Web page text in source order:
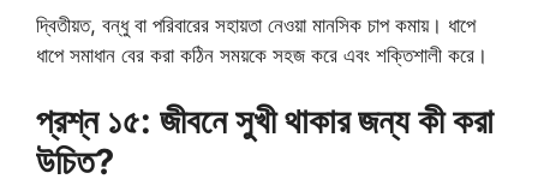
দ্বিতীয়ত, বন্ধু বা পরিবারের সহায়তা নেওয়া মানসিক চাপ কমায়। ধাপে
ধাপে সমাধান বের করা কঠিন সময়কে সহজ করে এবং শক্তিশালী করে।
প্রশ্ন ১৫: জীবনে সুখী থাকার জন্য কী করা
উচিত?